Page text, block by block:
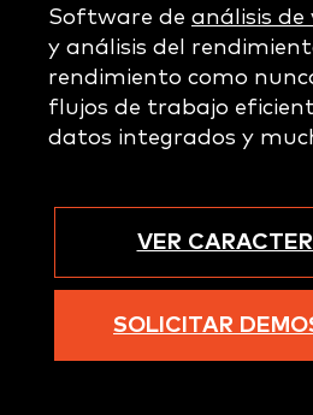
Software de análisis de
y análisis del
rendimiento como
flujos de trabajo
datos integrados y
VER
SOLICITAR